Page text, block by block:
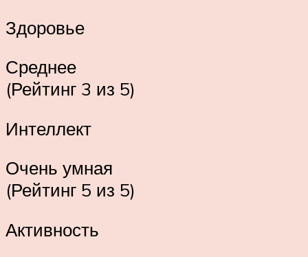
Здоровье
Среднее
(Рейтинг 3 из 5)
Интеллект
Очень умная
(Рейтинг 5 из 5)
Активность